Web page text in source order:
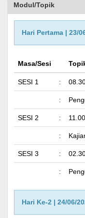
Modul/Topik
Hari Pertama | 23/
Masa/Sesi
SESI 1 :
:
SESI 2 :
:
SESI 3 :
:
Hari Ke-2 | 24/06/